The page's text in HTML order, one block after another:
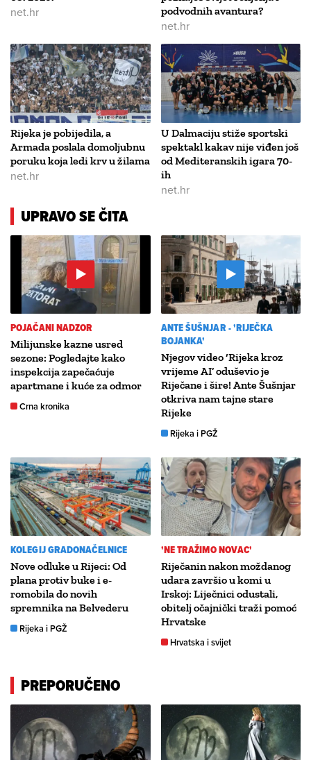
net.hr
podvodnih avantura?
net.hr
Rijeka je pobijedila, a
Armada poslala domoljubnu
poruku koja ledi krv u žilama
net.hr
U Dalmaciju stiže sportski
spektakl kakav nije viđen još
od Mediteranskih igara 70-
ih
net.hr
UPRAVO SE ČITA
POJAČANI NADZOR
Milijunske kazne usred
sezone: Pogledajte kako
inspekcija zapečaćuje
apartmane i kuće za odmor
Crna kronika
ANTE ŠUŠNJAR - 'RIJEČKA
BOJANKA'
Njegov video ‘Rijeka kroz
vrijeme AI’ oduševio je
Riječane i šire! Ante Šušnjar
otkriva nam tajne stare
Rijeke
Rijeka i PGŽ
KOLEGIJ GRADONAČELNICE
Nove odluke u Rijeci: Od
plana protiv buke i e-
romobila do novih
spremnika na Belvederu
Rijeka i PGŽ
'NE TRAŽIMO NOVAC'
Riječanin nakon moždanog
udara završio u komi u
Irskoj: Liječnici odustali,
obitelj očajnički traži pomoć
Hrvatske
Hrvatska i svijet
PREPORUČENO